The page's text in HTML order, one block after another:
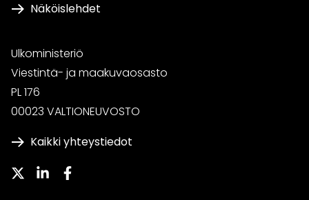
Näköislehdet
Ulkoministeriö
Viestintä- ja maakuvaosasto
PL 176
00023 VALTIONEUVOSTO
Kaikki yhteystiedot